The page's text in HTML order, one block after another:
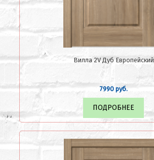
Вилла 2V Дуб Европейский
7990 руб.
ПОДРОБНЕЕ